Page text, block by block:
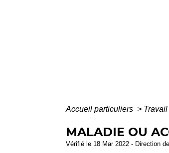
Accueil particuliers >
MALADIE OU
Vérifié le 18 Mar 2022 - Direction